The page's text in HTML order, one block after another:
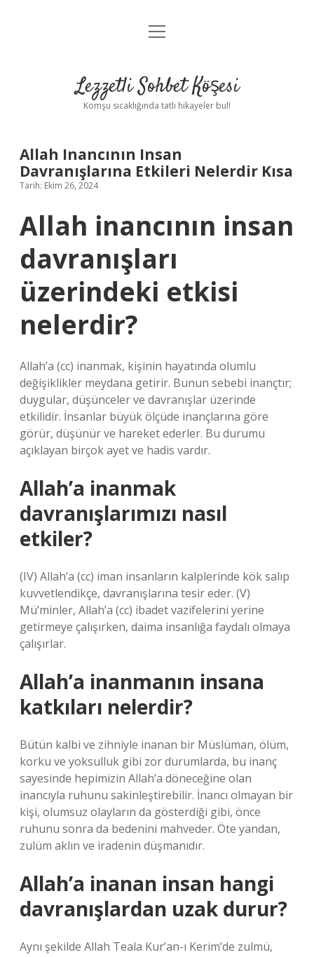
Anasayfa
Yasal Uyarı
menüyü
Lezzetli Sohbet Köşesi
Komşu sıcaklığında tatlı hikayeler bul!
Allah Inancının Insan
Davranışlarına Etkileri Nelerdir Kısa
Tarih: Ekim 26, 2024
Allah inancının insan
davranışları
üzerindeki etkisi
nelerdir?
Allah’a (cc) inanmak, kişinin hayatında olumlu
değişiklikler meydana getirir. Bunun sebebi inançtır;
duygular, düşünceler ve davranışlar üzerinde
etkilidir. İnsanlar büyük ölçüde inançlarına göre
görür, düşünür ve hareket ederler. Bu durumu
açıklayan birçok ayet ve hadis vardır.
Allah’a inanmak
davranışlarımızı nasıl
etkiler?
(IV) Allah’a (cc) iman insanların kalplerinde kök salıp
kuvvetlendikçe, davranışlarına tesir eder. (V)
Mü’minler, Allah’a (cc) ibadet vazifelerini yerine
getirmeye çalışırken, daima insanlığa faydalı olmaya
çalışırlar.
Allah’a inanmanın insana
katkıları nelerdir?
Bütün kalbi ve zihniyle inanan bir Müslüman, ölüm,
korku ve yoksulluk gibi zor durumlarda, bu inanç
sayesinde hepimizin Allah’a döneceğine olan
inancıyla ruhunu sakinleştirebilir. İnancı olmayan bir
kişi, olumsuz olayların da gösterdiği gibi, önce
ruhunu sonra da bedenini mahveder. Öte yandan,
zulüm aklın ve iradenin düşmanıdır.
Allah’a inanan insan hangi
davranışlardan uzak durur?
Aynı şekilde Allah Teala Kur’an-ı Kerim’de zulmü,